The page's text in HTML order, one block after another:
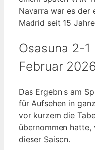
Navarra war es der
Madrid seit 15
Osasuna 2-1
Februar
Das Ergebnis am
für Aufsehen in
vor kurzem die
übernommen
dieser Saison.